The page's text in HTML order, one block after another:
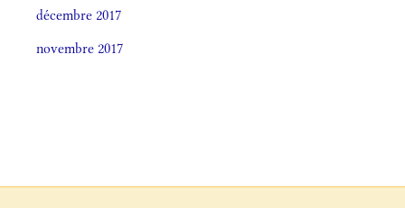
décembre 2017
novembre 2017